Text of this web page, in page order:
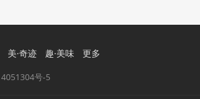
美·奇迹 趣·美味 更多
号-5